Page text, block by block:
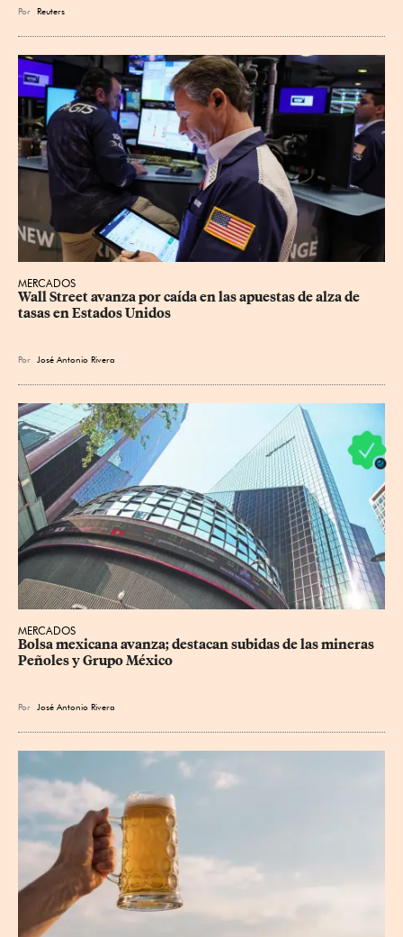
Por Reuters
MERCADOS
Wall Street avanza por caída en las apuestas de alza de
tasas en Estados Unidos
Por José Antonio Rivera
MERCADOS
Bolsa mexicana avanza; destacan subidas de las mineras
Peñoles y Grupo México
Por José Antonio Rivera